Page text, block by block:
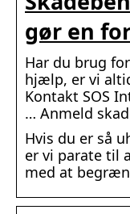
gør en
Har du brug
hjælp, er vi
Kontakt SOS
… Anmeld
Hvis du er så
er vi parate til
med at